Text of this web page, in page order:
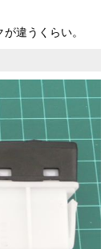
違うくらい。